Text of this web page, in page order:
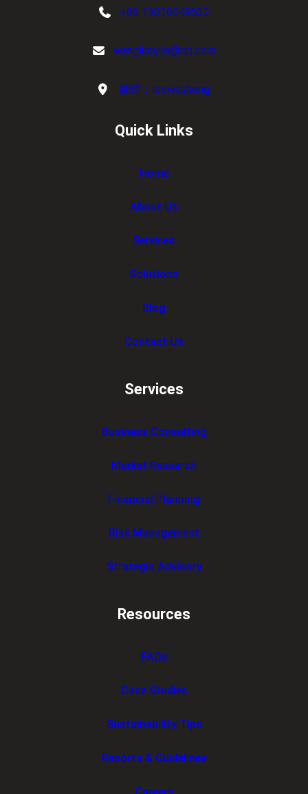
+86 13016049532
wangluoyijia@qq.com
微信：leewasheng
Quick Links
Home
About Us
Services
Solutions
Blog
Contact Us
Services
Business Consulting
Market Research
Financial Planning
Risk Management
Strategic Advisory
Resources
FAQs
Case Studies
Sustainability Tips
Reports & Guidelines